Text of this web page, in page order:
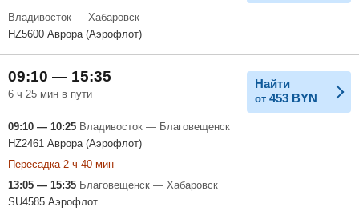
Владивосток — Хабаровск
HZ5600 Аврора (Аэрофлот)
09:10 — 15:35
6 ч 25 мин в пути
Найти
от 453 BYN
09:10 — 10:25 Владивосток — Благовещенск
HZ2461 Аврора (Аэрофлот)
Пересадка 2 ч 40 мин
13:05 — 15:35 Благовещенск — Хабаровск
SU4585 Аэрофлот